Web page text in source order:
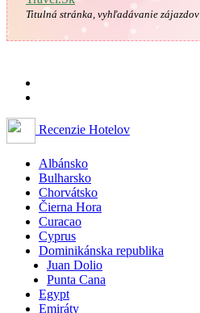
Titulná stránka, vyhľadávanie zájazdov
Recenzie Hotelov
Albánsko
Bulharsko
Chorvátsko
Čierna Hora
Curacao
Cyprus
Dominikánska republika
Juan Dolio
Punta Cana
Egypt
Emiráty